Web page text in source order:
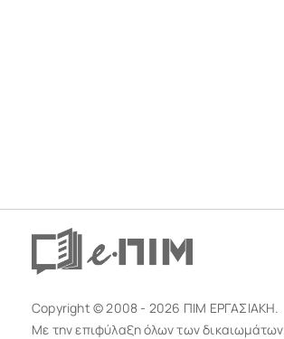
Copyright © 2008 - 2026 ΠΙΜ ΕΡΓΑΣΙΑΚΗ.
Με την επιφύλαξη όλων των δικαιωμάτων.